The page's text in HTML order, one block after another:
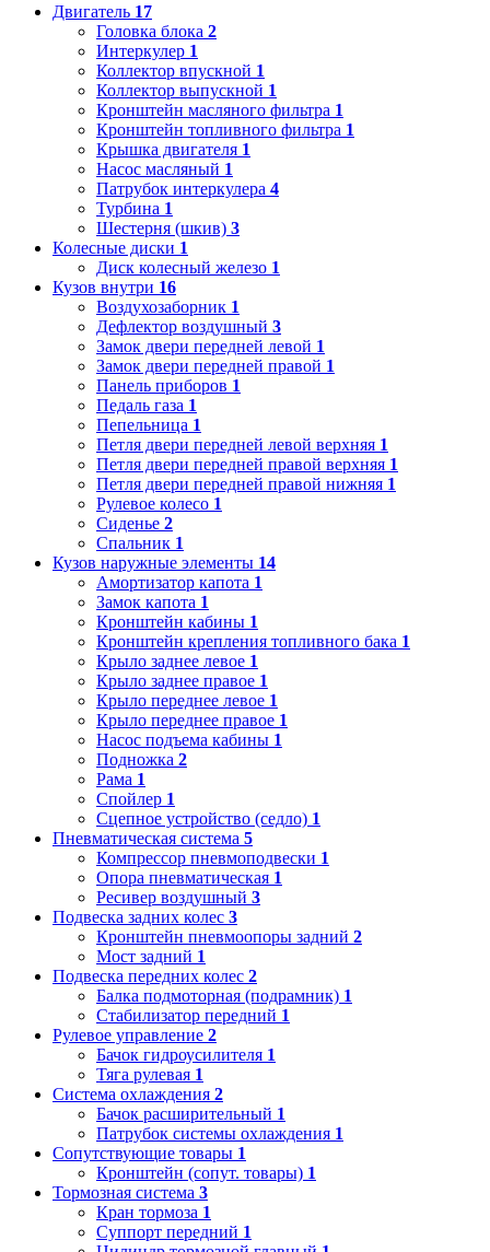
Двигатель 17
Головка блока 2
Интеркулер 1
Коллектор впускной 1
Коллектор выпускной 1
Кронштейн масляного фильтра 1
Кронштейн топливного фильтра 1
Крышка двигателя 1
Насос масляный 1
Патрубок интеркулера 4
Турбина 1
Шестерня (шкив) 3
Колесные диски 1
Диск колесный железо 1
Кузов внутри 16
Воздухозаборник 1
Дефлектор воздушный 3
Замок двери передней левой 1
Замок двери передней правой 1
Панель приборов 1
Педаль газа 1
Пепельница 1
Петля двери передней левой верхняя 1
Петля двери передней правой верхняя 1
Петля двери передней правой нижняя 1
Рулевое колесо 1
Сиденье 2
Спальник 1
Кузов наружные элементы 14
Амортизатор капота 1
Замок капота 1
Кронштейн кабины 1
Кронштейн крепления топливного бака 1
Крыло заднее левое 1
Крыло заднее правое 1
Крыло переднее левое 1
Крыло переднее правое 1
Насос подъема кабины 1
Подножка 2
Рама 1
Спойлер 1
Сцепное устройство (седло) 1
Пневматическая система 5
Компрессор пневмоподвески 1
Опора пневматическая 1
Ресивер воздушный 3
Подвеска задних колес 3
Кронштейн пневмоопоры задний 2
Мост задний 1
Подвеска передних колес 2
Балка подмоторная (подрамник) 1
Стабилизатор передний 1
Рулевое управление 2
Бачок гидроусилителя 1
Тяга рулевая 1
Система охлаждения 2
Бачок расширительный 1
Патрубок системы охлаждения 1
Сопутствующие товары 1
Кронштейн (сопут. товары) 1
Тормозная система 3
Кран тормоза 1
Суппорт передний 1